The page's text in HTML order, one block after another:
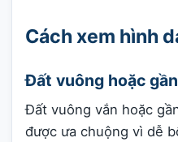
Cách xem hình
Đất vuông hoặc
Đất vuông vắn hoặc
được ưa chuộng vì dễ